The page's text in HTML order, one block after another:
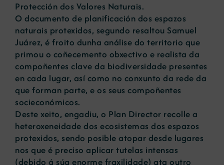
Protección dos Valores Naturais.
O documento de planificación dos espazos
naturais protexidos, segundo resaltou Samuel
Juárez, é froito dunha análise do territorio que
primou o coñecemento obxectivo e realista da
compoñentes clave da biodiversidade presentes
en cada lugar, así como no conxunto da rede da
que forman parte, e os seus compoñentes
socieconómicos.
Deste xeito, engadiu, o Plan Director recolle a
heteroxeneidade dos ecosistemas dos espazos
protexidos, sendo posible atopar desde lugares
nos que é preciso aplicar tutelas intensas
(debido á súa enorme fraxilidade) ata outro